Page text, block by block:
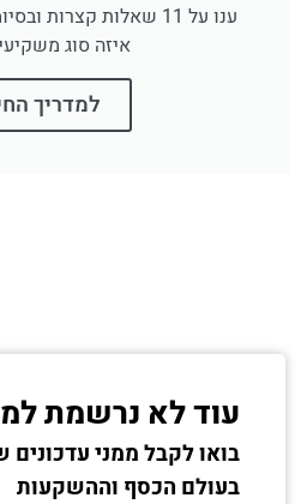
ענו על 11 שאלות
איזה סוג
למדריך
עוד לא נרשמת
בואו לקבל ממני
בעולם הכסף וההשקעות